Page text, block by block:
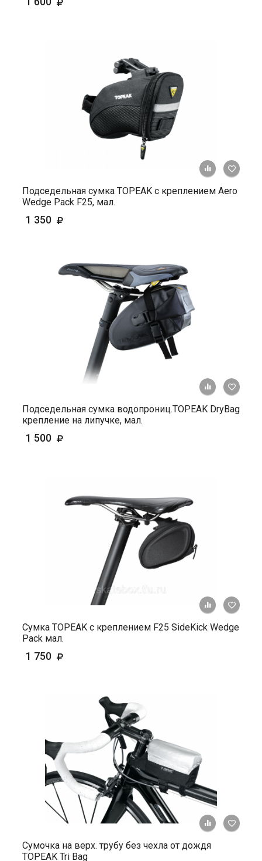
+ К
Подседельная сумка TOPEAK с креплением Aero
Wedge Pack F25, мал.
1 350
+ К
Подседельная сумка водопрониц.TOPEAK DryBag
крепление на липучке, мал.
1 500
+ К
Сумка TOPEAK с креплением F25 SideKick Wedge
Pack мал.
1 750
+ К
Сумочка на верх. трубу без чехла от дождя
TOPEAK Tri Bag